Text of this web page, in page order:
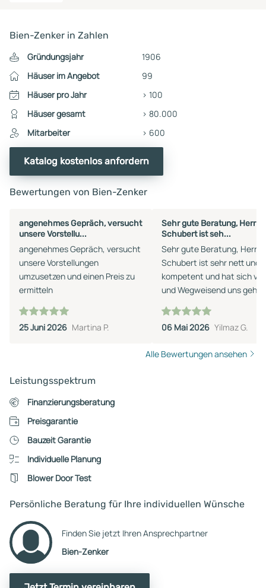
Bien-Zenker in Zahlen
Gründungsjahr
1906
Häuser im Angebot
99
Häuser pro Jahr
> 100
Häuser gesamt
> 80.000
Mitarbeiter
> 600
Katalog kostenlos anfordern
Bewertungen von Bien-Zenker
angenehmes Gepräch, versucht
unsere Vorstellu...
angenehmes Gepräch, versucht
unsere Vorstellungen
umzusetzen und einen Preis zu
ermitteln
25 Juni 2026 Martina P.
Sehr gute Beratung, Herr
Schubert ist seh...
Sehr gute Beratung, Herr
Schubert ist sehr nett und
kompetent und hat sich
und Wegweisend uns
Perspektive eröffnet sehr
Positiv. Freue mich auf die
Schubert.
06 Mai 2026 Yilmaz G.
Alle Bewertungen ansehen
Leistungsspektrum
Finanzierungsberatung
Preisgarantie
Bauzeit Garantie
Individuelle Planung
Blower Door Test
Persönliche Beratung für Ihre individuellen Wünsche
Finden Sie jetzt Ihren Ansprechpartner
Bien-Zenker